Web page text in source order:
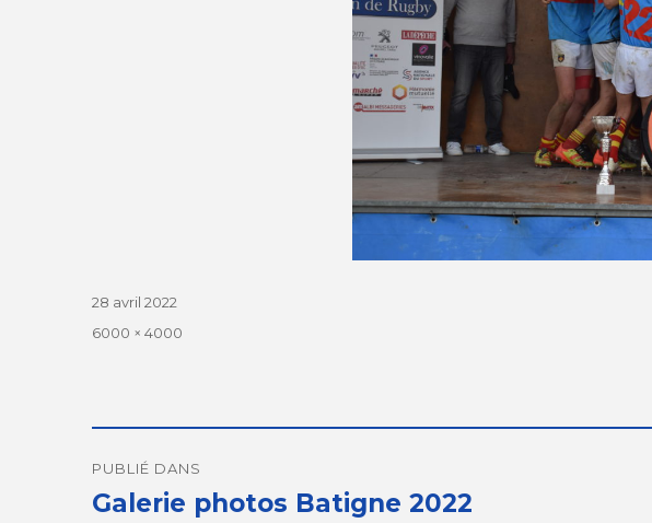
Publié
le
28 avril 2022
Taille
6000 × 4000
de
l’article
PUBLIÉ DANS
Galerie photos Batigne 2022